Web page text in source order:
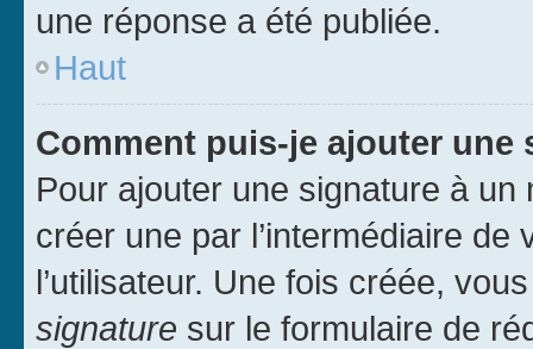
une réponse a été publiée.
Haut
Comment puis-je ajouter une
Pour ajouter une signature à un
créer une par l’intermédiaire
l’utilisateur. Une fois créée,
signature sur le formulaire de